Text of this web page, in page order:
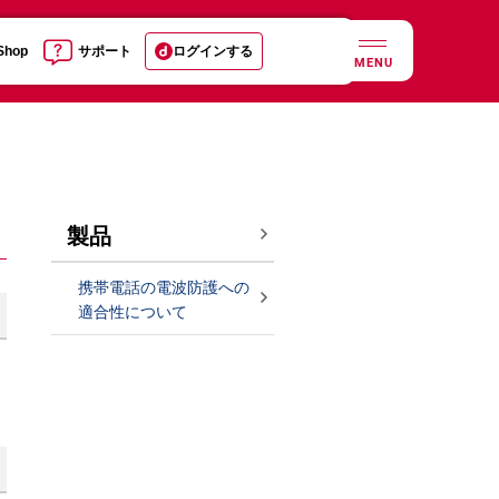
サポート ログインする
MENU
製品
携帯電話の電波防護への
適合性について